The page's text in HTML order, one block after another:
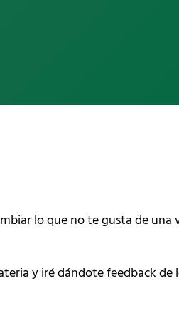
lo que no te gusta de una
y iré dándote feedback de